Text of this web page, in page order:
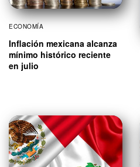
ECONOMÍA
Inflación mexicana alcanza
mínimo histórico reciente
en julio